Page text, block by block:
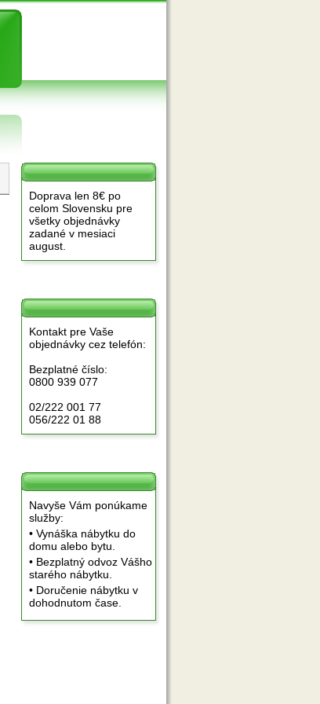
Doprava len 8€ po
celom Slovensku pre
všetky objednávky
zadané v mesiaci
august.
Kontakt pre Vaše
objednávky cez telefón:
Bezplatné číslo:
0800 939 077
02/222 001 77
056/222 01 88
Navyše Vám ponúkame
služby:
• Vynáška nábytku do
domu alebo bytu.
• Bezplatný odvoz Vášho
starého nábytku.
• Doručenie nábytku v
dohodnutom čase.